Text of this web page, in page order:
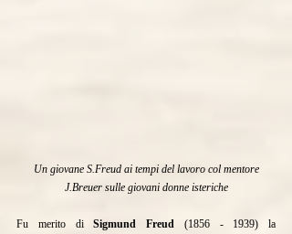
Un giovane S.Freud ai tempi del lavoro col mentore
J.Breuer sulle giovani donne isteriche
Fu merito di Sigmund Freud (1856 - 1939) la